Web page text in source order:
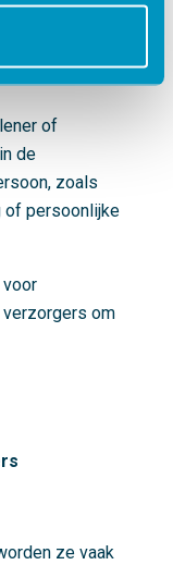
of
de
zoals
of persoonlijke
voor
om
ze vaak